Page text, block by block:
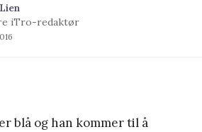
iTro-redaktør
blå og han kommer til å